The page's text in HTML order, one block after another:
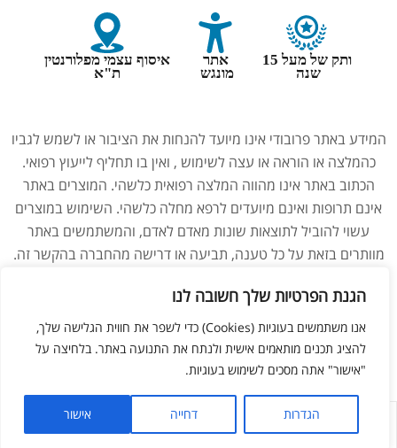
הגנת הפרטיות שלך חשובה לנו
אנו משתמשים בעוגיות (Cookies) כדי לשפר את חווית הגלישה שלך,
להציג תכנים מותאמים אישית ולנתח את התנועה באתר. בלחיצה על
"אישור" אתה מסכים לשימוש בעוגיות.
הגדרות דחייה אישור
לחנות החשבון שלי מועדפים חפש
ותק של מעל 15
שנה
אתר
מונגש
איסוף עצמי מפלורנטין
ת"א
המידע באתר פרובודי אינו מיועד להנחות את הציבור או לשמש לגביו
כהמלצה או הוראה או עצה לשימוש , ואין בו תחליף לייעוץ רפואי.
הכתוב באתר אינו מהווה המלצה רפואית כלשהי. המוצרים באתר
אינם תרופות ואינם מיועדים לרפא מחלה כלשהי. השימוש במוצרים
עשוי להוביל לתוצאות שונות מאדם לאדם, והמשתמשים באתר
מוותרים בזאת על כל טענה, תביעה או דרישה מהחברה בהקשר זה.
ברופא לפני השימוש במוצרים. התמונות באתר הן להמחשה בלבד.
צריכים עזרה מנציג?